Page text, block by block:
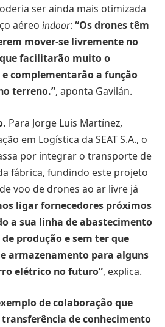
ser ainda mais otimizada
aéreo indoor: “Os drones têm
mover-se livremente no
facilitarão muito o
complementarão a função
terreno.”, aponta Gavilán.
Para Jorge Luis Martínez,
em Logística da SEAT S.A., o
por integrar o transporte de
fábrica, fundindo este projeto
voo de drones ao ar livre já
ligar fornecedores próximos
a sua linha de abastecimento
produção e sem ter que
armazenamento para alguns
elétrico no futuro”, explica.
de colaboração que
de conhecimento